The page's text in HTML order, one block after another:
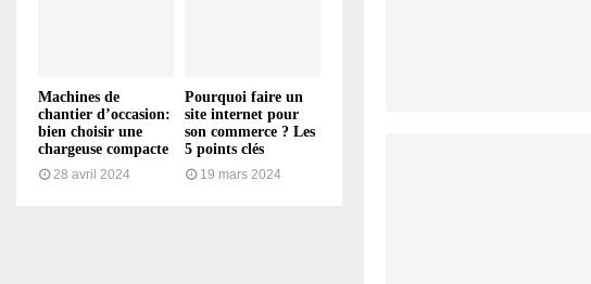
Machines de
chantier d’occasion:
bien choisir une
chargeuse compacte
28 avril 2024
Pourquoi faire un
site internet pour
son commerce ? Les
5 points clés
19 mars 2024